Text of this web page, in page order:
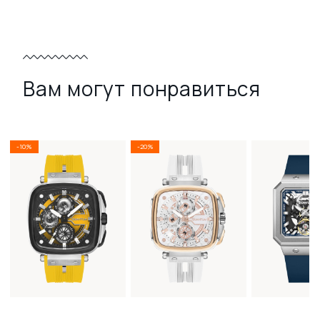
Вам могут понравиться
-10% -20%